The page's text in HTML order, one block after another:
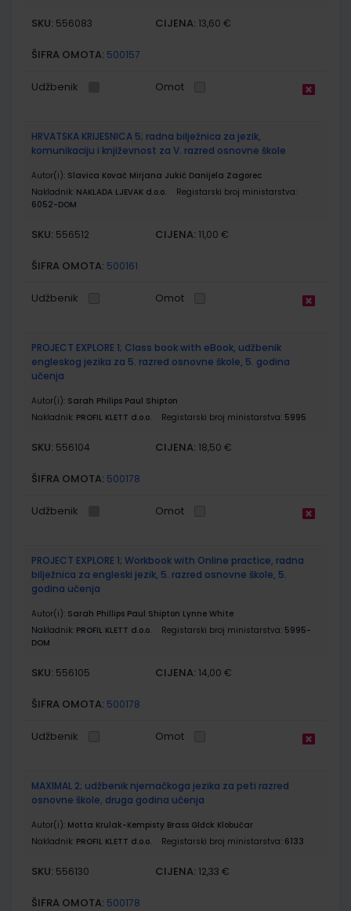
SKU: 556083 CIJENA: 13,60 €
ŠIFRA OMOTA: 500157
Udžbenik Omot
HRVATSKA KRIJESNICA 5; radna bilježnica za jezik,
komunikaciju i književnost za V. razred osnovne škole
Autor(i): Slavica Kovač Mirjana Jukić Danijela Zagorec
Nakladnik: NAKLADA LJEVAK d.o.o.
Registarski broj ministarstva:
6052-DOM
SKU: 556512 CIJENA: 11,00 €
ŠIFRA OMOTA: 500161
Udžbenik Omot
PROJECT EXPLORE 1; Class book with eBook, udžbenik
engleskog jezika za 5. razred osnovne škole, 5. godina
učenja
Autor(i): Sarah Philips Paul Shipton
Nakladnik: PROFIL KLETT d.o.o. Registarski broj ministarstva: 5995
SKU: 556104 CIJENA: 18,50 €
ŠIFRA OMOTA: 500178
Udžbenik Omot
PROJECT EXPLORE 1; Workbook with Online practice, radna
bilježnica za engleski jezik, 5. razred osnovne škole, 5.
godina učenja
Autor(i): Sarah Phillips Paul Shipton Lynne White
Nakladnik: PROFIL KLETT d.o.o. Registarski broj ministarstva: 5995-
DOM
SKU: 556105 CIJENA: 14,00 €
ŠIFRA OMOTA: 500178
Udžbenik Omot
MAXIMAL 2; udžbenik njemačkoga jezika za peti razred
osnovne škole, druga godina učenja
Autor(i): Motta Krulak-Kempisty Brass Glđck Klobučar
Nakladnik: PROFIL KLETT d.o.o. Registarski broj ministarstva: 6133
SKU: 556130 CIJENA: 12,33 €
ŠIFRA OMOTA: 500178